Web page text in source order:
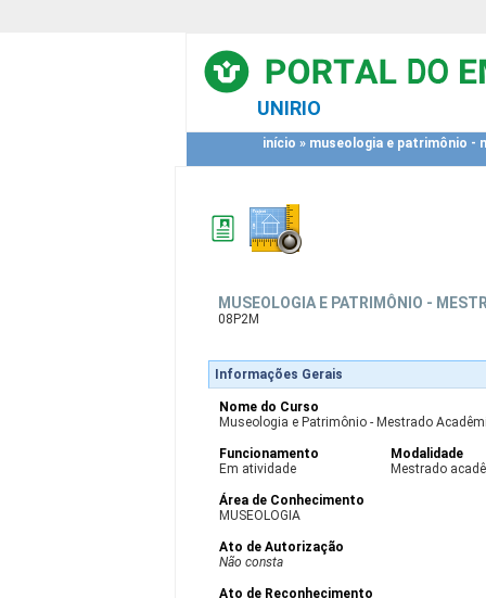
UNIRIO
início » museologia e patrimônio -
MUSEOLOGIA E PATRIMÔNIO -
08P2M
Informações Gerais
Nome do Curso
Museologia e Patrimônio - Mestrado
Funcionamento
Em atividade
Modalidade
Mestrado
Área de Conhecimento
MUSEOLOGIA
Ato de Autorização
Não consta
Ato de Reconhecimento